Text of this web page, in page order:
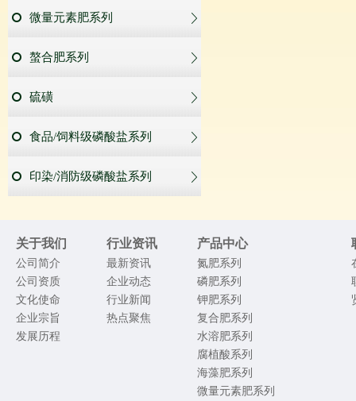
微量元素肥系列
螯合肥系列
硫磺
食品/饲料级磷酸盐系列
印染/消防级磷酸盐系列
关于我们
公司简介
公司资质
文化使命
企业宗旨
发展历程
行业资讯
最新资讯
企业动态
行业新闻
热点聚焦
产品中心
氮肥系列
磷肥系列
钾肥系列
复合肥系列
水溶肥系列
腐植酸系列
海藻肥系列
微量元素肥系列